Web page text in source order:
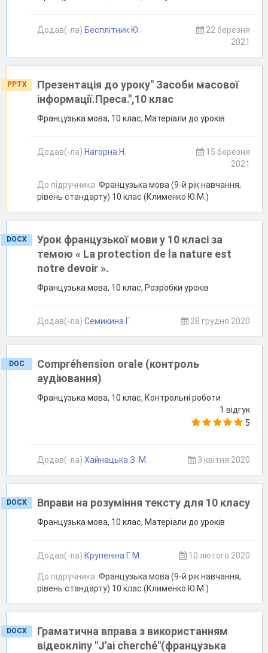
Додав(-ла) Бесплітник Ю.
22 березня
2021
PPTX
Презентація до уроку" Засоби масової
інформації.Преса.",10 клас
Французька мова, 10 клас, Матеріали до уроків
Додав(-ла) Нагорна Н.
15 березня
2021
До підручника Французька мова (9-й рік навчання,
рівень стандарту) 10 клас (Клименко Ю.М.)
DOCX
Урок французької мови у 10 класі за
темою « La protection de la nature est
notre devoir ».
Французька мова, 10 клас, Розробки уроків
Додав(-ла) Семикина Г. 28 грудня 2020
DOC
Compréhension orale (контроль
аудіювання)
Французька мова, 10 клас, Контрольні роботи
1 відгук
5
Додав(-ла) Хайнацька З. М. 3 квітня 2020
DOCX Вправи на розуміння тексту для 10 класу
Французька мова, 10 клас, Матеріали до уроків
Додав(-ла) Крупеніна Г. М. 10 лютого 2020
До підручника Французька мова (9-й рік навчання,
рівень стандарту) 10 клас (Клименко Ю.М.)
DOCX
Граматична вправа з використанням
відеокліпу "J'ai cherché"(французька